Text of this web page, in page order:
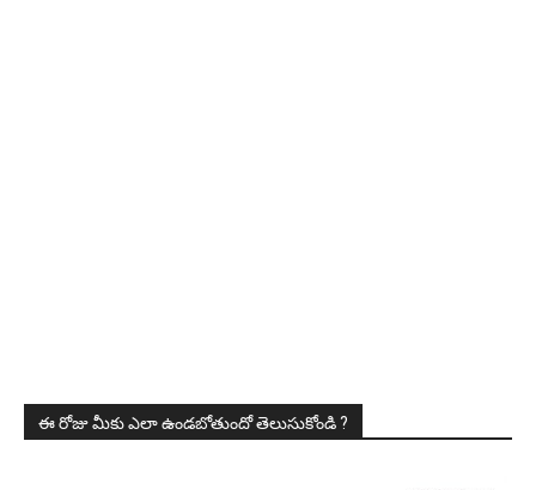
ఈ రోజు మీకు ఎలా ఉండబోతుందో తెలుసుకోండి ?